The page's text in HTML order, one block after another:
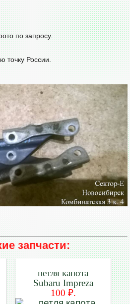
по запросу.
точку России.
запчасти:
петля капота
Subaru Impreza
100 ₽.